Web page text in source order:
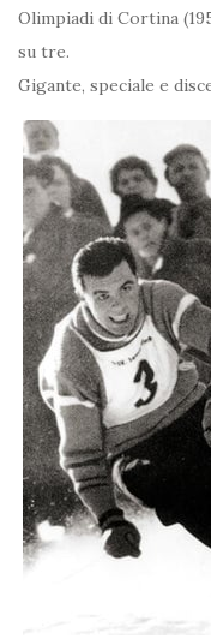
Olimpiadi di Cortina
su tre.
Gigante, speciale e